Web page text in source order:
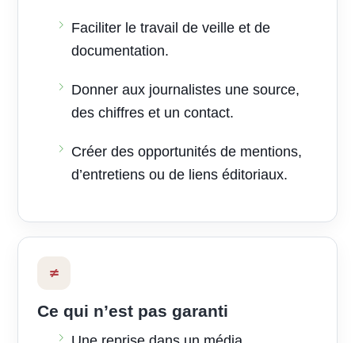
Faciliter le travail de veille et de
documentation.
Donner aux journalistes une source,
des chiffres et un contact.
Créer des opportunités de mentions,
d’entretiens ou de liens éditoriaux.
≠
Ce qui n’est pas garanti